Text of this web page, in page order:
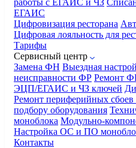
ЕГАИС
Цифровизация ресторана
Цифровая лояльность для
Тарифы
Сервисный центр
Замена ФН Выездная
неисправности ФР Ремонт
ЭЦП/ЕГАИС и ЧЗ ключей
Ремонт периферийных сбоев
подбору оборудования
моноблока Модульно-
Настройка ОС и ПО
Контакты